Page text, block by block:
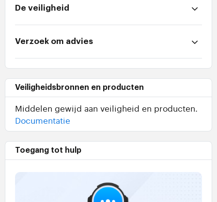
De veiligheid
Verzoek om advies
Veiligheidsbronnen en producten
Middelen gewijd aan veiligheid en producten.
Documentatie
Toegang tot hulp